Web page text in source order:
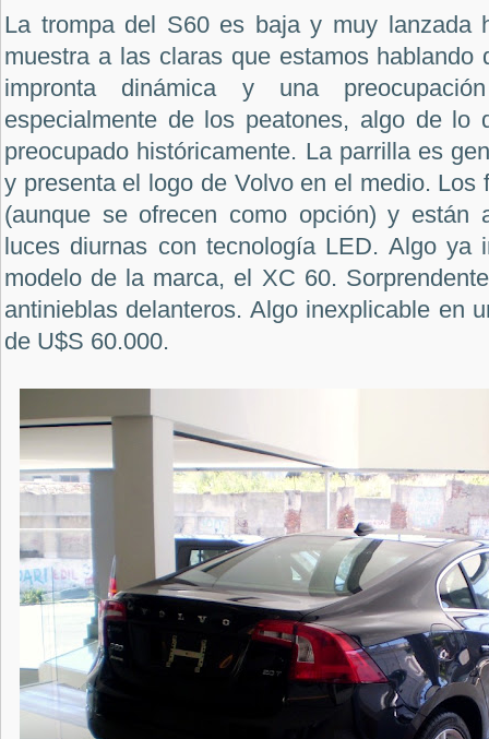
La trompa del S60 es baja y muy lanzada
muestra a las claras que estamos hablando
impronta dinámica y una
especialmente de los peatones, algo de lo
preocupado históricamente. La parrilla es
y presenta el logo de Volvo en el medio. Los
(aunque se ofrecen como opción) y están
luces diurnas con tecnología LED. Algo ya
modelo de la marca, el XC 60.
antinieblas delanteros. Algo inexplicable en
de U$S 60.000.